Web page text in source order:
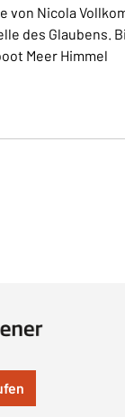
von Nicola
des Glaubens.
Meer Himmel